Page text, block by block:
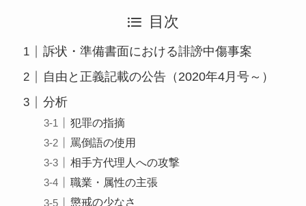
目次
訴状・準備書面における誹謗中傷事案
自由と正義記載の公告（2020年4月号～）
分析
犯罪の指摘
罵倒語の使用
相手方代理人への攻撃
職業・属性の主張
懲戒の少なさ